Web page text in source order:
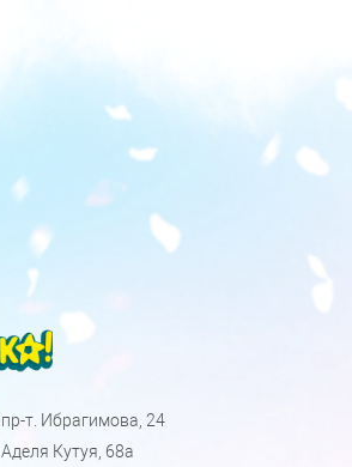
пр-т. Ибрагимова, 24
Аделя Кутуя, 68а